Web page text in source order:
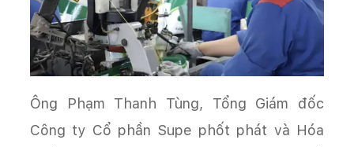
Ông Phạm Thanh Tùng, Tổng Giám đốc
Công ty Cổ phần Supe phốt phát và Hóa